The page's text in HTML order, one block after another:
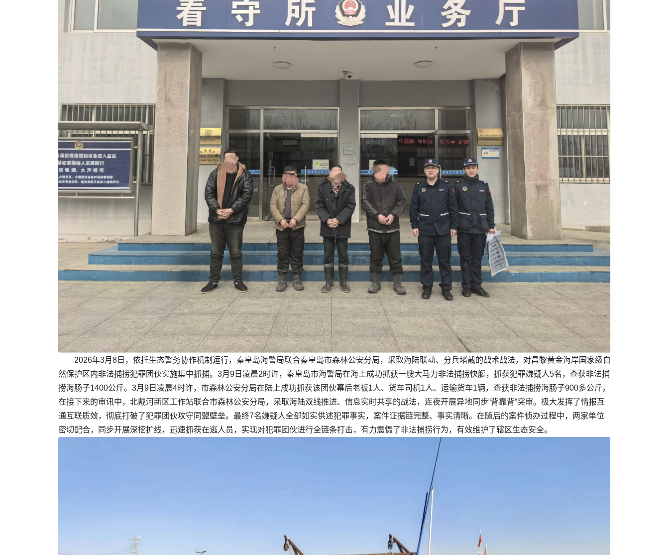
2026年3月8日，依托生态警务协作机制运行，秦皇岛海警局联合秦皇岛市森林公安分局，采取海陆联动、分兵堵截的战术战法，对昌黎黄金海岸国家级自
然保护区内非法捕捞犯罪团伙实施集中抓捕。3月9日凌晨2时许，秦皇岛市海警局在海上成功抓获一艘大马力非法捕捞快艇，抓获犯罪嫌疑人5名，查获非法捕
捞海肠子1400公斤。3月9日凌晨4时许，市森林公安分局在陆上成功抓获该团伙幕后老板1人、货车司机1人、运输货车1辆，查获非法捕捞海肠子900多公斤。
在接下来的审讯中，北戴河新区工作站联合市森林公安分局，采取海陆双线推进、信息实时共享的战法，连夜开展异地同步“背靠背”突审。极大发挥了情报互
通互联质效，彻底打破了犯罪团伙攻守同盟壁垒。最终7名嫌疑人全部如实供述犯罪事实，案件证据链完整、事实清晰。在随后的案件侦办过程中，两家单位
密切配合，同步开展深挖扩线，迅速抓获在逃人员，实现对犯罪团伙进行全链条打击，有力震慑了非法捕捞行为，有效维护了辖区生态安全。